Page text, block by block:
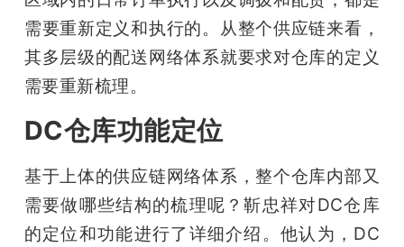
需要重新定义和执行的。从整个供应链来看，
其多层级的配送网络体系就要求对仓库的定义
需要重新梳理。
DC仓库功能定位
基于上体的供应链网络体系，整个仓库内部又
需要做哪些结构的梳理呢？靳忠祥对DC仓库
的定位和功能进行了详细介绍。他认为，DC